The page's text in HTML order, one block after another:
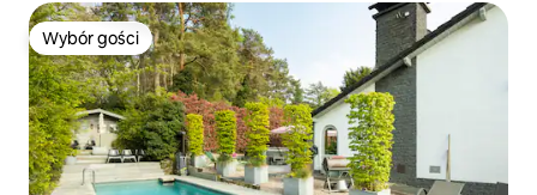
Wybór gości
Wybór gości